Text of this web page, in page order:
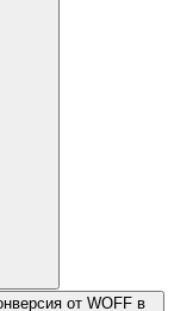
от WOFF в